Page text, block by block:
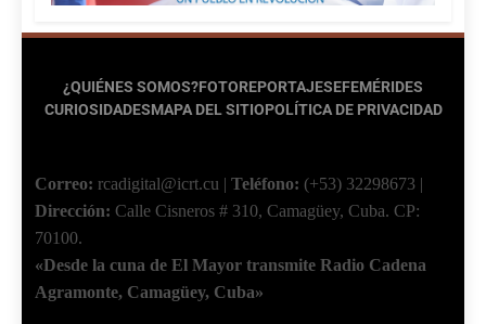
¿QUIÉNES SOMOS?FOTOREPORTAJESEFEMÉRIDES
CURIOSIDADESMAPA DEL SITIOPOLÍTICA DE PRIVACIDAD
Correo: rcadigital@icrt.cu | Teléfono: (+53) 32298673 |
Dirección: Calle Cisneros # 310, Camagüey, Cuba. CP:
70100.
«Desde la cuna de El Mayor transmite Radio Cadena
Agramonte, Camagüey, Cuba»